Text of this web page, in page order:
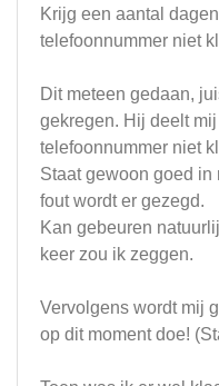
Krijg een aantal
telefoonnummer niet
Dit meteen gedaan,
gekregen. Hij deelt
telefoonnummer niet
Staat gewoon goed in
fout wordt er gezegd.
Kan gebeuren
keer zou ik zeggen.
Vervolgens wordt mij
op dit moment doe!